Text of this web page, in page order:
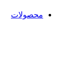
محصولات